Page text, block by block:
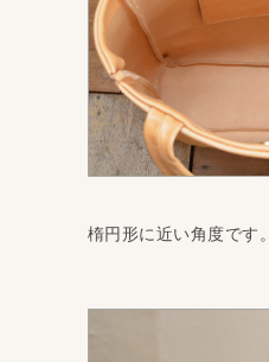
楕円形に近い角度です。